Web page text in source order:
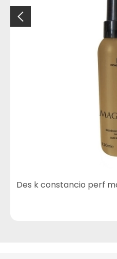
Des k constancio perf